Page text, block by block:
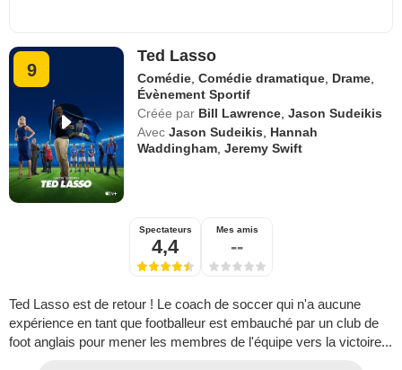
9
Ted Lasso
Comédie ,Comédie dramatique Drame
Évènement Sportif
Créée par Bill Lawrence ,Jason Sudeikis
Avec Jason Sudeikis
Hannah
Waddingham ,Jeremy Swift
Spectateurs
4,4
Mes amis
--
Ted Lasso est de retour ! Le coach de soccer qui n'a aucune
expérience en tant que footballeur est embauché par un club de
foot anglais pour mener les membres de l'équipe vers la victoire...